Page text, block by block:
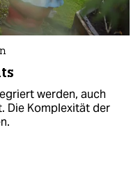
werden, auch
Die Komplexität der